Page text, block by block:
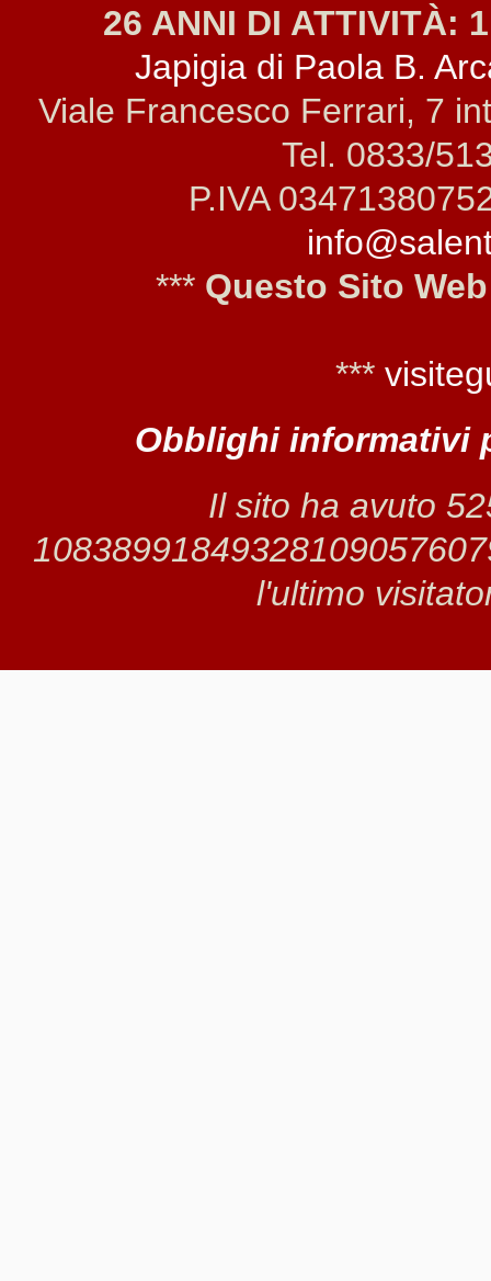
26 ANNI DI ATTIVITÀ:
Japigia di Paola B.
Viale Francesco Ferrari, 7
Tel. 0833/
P.IVA
*** Questo Sito
***
Obblighi informativi
Il sito ha avuto
l'ultimo